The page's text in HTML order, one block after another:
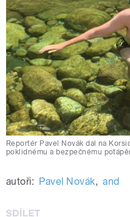
Reportér Pavel Novák dal na
poklidnému a bezpečnému
autoři: Pavel Novák, and